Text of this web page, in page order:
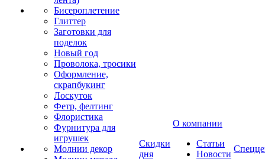
Бисероплетение
Глиттер
Заготовки для
поделок
Новый год
Проволока, тросики
Оформление,
скрапбукинг
Лоскуток
Фетр, фелтинг
Флористика
Фурнитура для
игрушек
Молнии декор
Скидки
дня
О компании
Статьи
Новости